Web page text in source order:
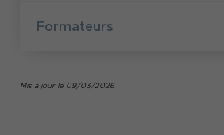
Formateurs
Mis à jour le 09/03/2026